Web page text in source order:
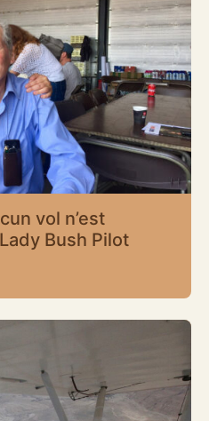
vol n’est
Bush Pilot